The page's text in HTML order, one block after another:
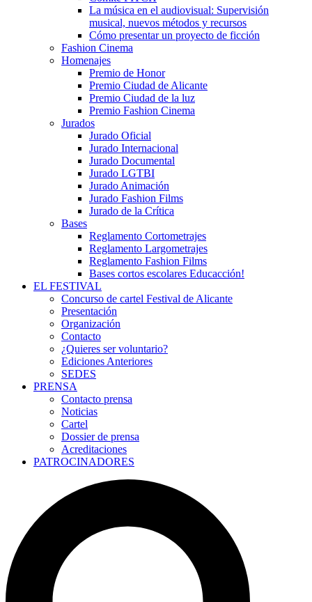
La música en el audiovisual: Supervisión
musical, nuevos métodos y recursos
Cómo presentar un proyecto de ficción
Fashion Cinema
Homenajes
Premio de Honor
Premio Ciudad de Alicante
Premio Ciudad de la luz
Premio Fashion Cinema
Jurados
Jurado Oficial
Jurado Internacional
Jurado Documental
Jurado LGTBI
Jurado Animación
Jurado Fashion Films
Jurado de la Crítica
Bases
Reglamento Cortometrajes
Reglamento Largometrajes
Reglamento Fashion Films
Bases cortos escolares Educacción!
EL FESTIVAL
Concurso de cartel Festival de Alicante
Presentación
Organización
Contacto
¿Quieres ser voluntario?
Ediciones Anteriores
SEDES
PRENSA
Contacto prensa
Noticias
Cartel
Dossier de prensa
Acreditaciones
PATROCINADORES